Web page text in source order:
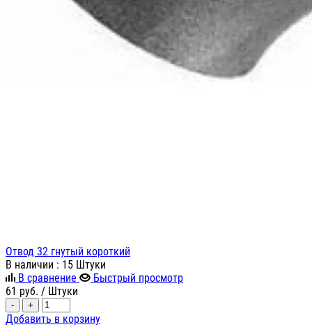
Отвод 32 гнутый короткий
В наличии : 15 Штуки
В сравнение
Быстрый просмотр
61 руб. / Штуки
- +
Добавить в корзину